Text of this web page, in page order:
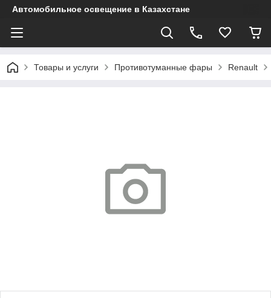
Автомобильное освещение в Казахстане
Товары и услуги Противотуманные фары Renault